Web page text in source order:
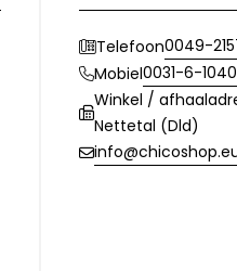
Telefoon0049-
Mobiel0031-6-
Winkel /
Nettetal (Dld)